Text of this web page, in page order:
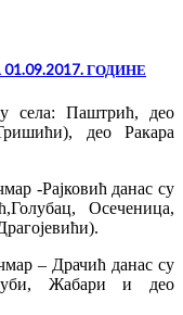
ГОДИНЕ
села: Паштрић, део
део Ракара
-Рајковић данас су
Осеченица,
– Драчић данас су
Жабари и део